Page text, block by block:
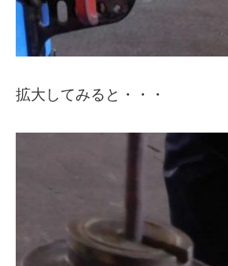
拡大してみると・・・